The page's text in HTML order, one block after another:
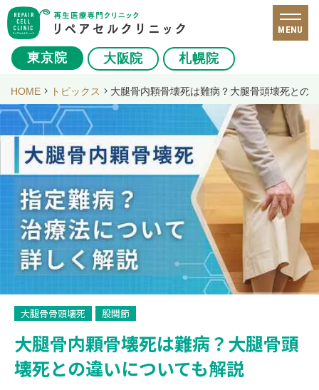
東京院 大阪院 札幌院
MENU
HOME トピックス 大腿骨内顆骨壊死は難病？大腿骨頭壊死との
大腿骨骨頭壊死 股関節
大腿骨内顆骨壊死は難病？大腿骨頭
壊死との違いについても解説